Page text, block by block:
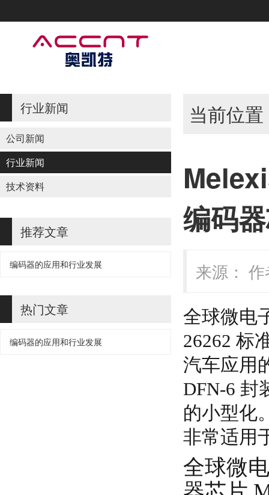
行业新闻
公司新闻
行业新闻
技术资料
推荐文章
编码器的应用和行业发展
热门文章
编码器的应用和行业发展
当前位
编码
来源：
全球微电
26262 标
汽车应用
DFN-6 封
的小型化
非常适用
全球微